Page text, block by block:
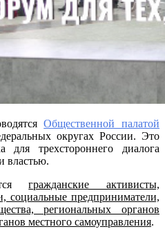
Общественной палатой
округах России. Это
для трехстороннего диалога
властью.
гражданские активисты,
социальные предприниматели,
региональных органов
местного самоуправления.